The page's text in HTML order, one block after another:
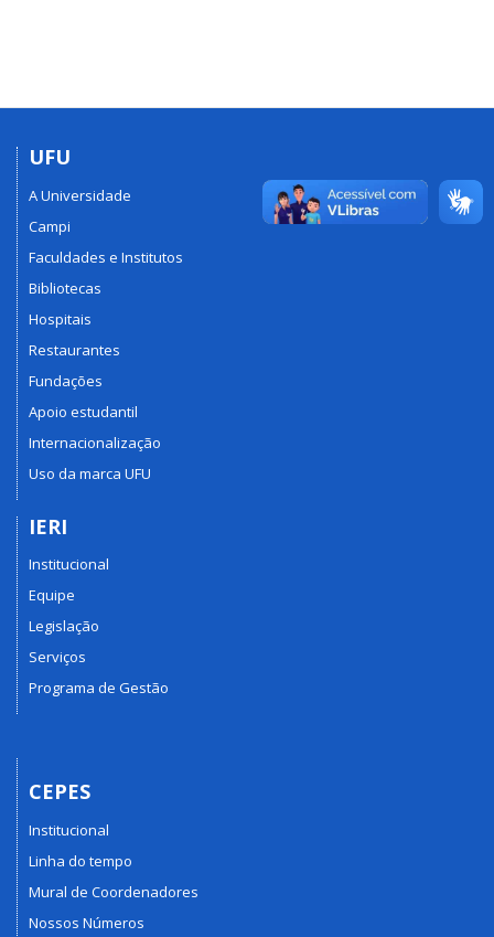
UFU
A Universidade
Campi
Faculdades e Institutos
Bibliotecas
Hospitais
Restaurantes
Fundações
Apoio estudantil
Internacionalização
Uso da marca UFU
IERI
Institucional
Equipe
Legislação
Serviços
Programa de Gestão
CEPES
Institucional
Linha do tempo
Mural de Coordenadores
Nossos Números